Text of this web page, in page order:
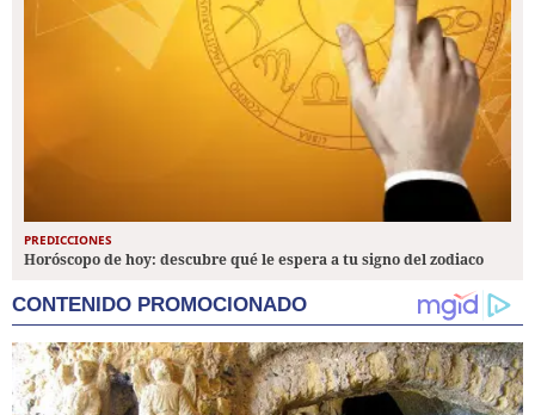
PREDICCIONES
Horóscopo de hoy: descubre qué le espera a tu signo del zodiaco
CONTENIDO PROMOCIONADO